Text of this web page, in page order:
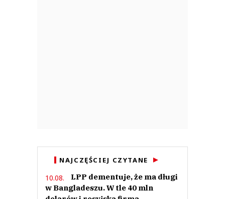
NAJCZĘŚCIEJ CZYTANE
10.08.
LPP dementuje, że ma długi
w Bangladeszu. W tle 40 mln